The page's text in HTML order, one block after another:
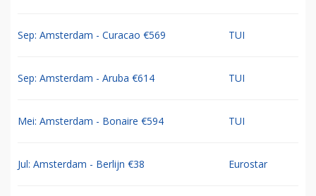
Sep: Amsterdam - Curacao €569 TUI
Sep: Amsterdam - Aruba €614 TUI
Mei: Amsterdam - Bonaire €594 TUI
Jul: Amsterdam - Berlijn €38 Eurostar